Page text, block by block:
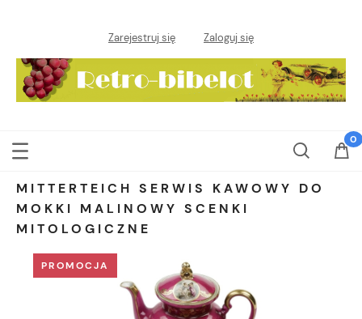
Zarejestruj się Zaloguj się
MITTERTEICH SERWIS KAWOWY DO
MOKKI MALINOWY SCENKI
MITOLOGICZNE
PROMOCJA